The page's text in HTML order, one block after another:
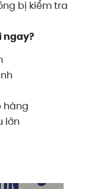
bị kiểm tra
ngay?
hàng
lớn